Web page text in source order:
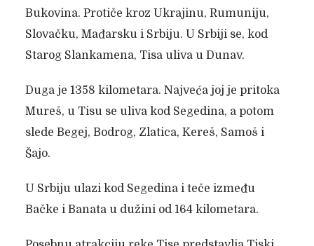
Bukovina. Protiče kroz Ukrajinu, Rumuniju,
Slovačku, Mađarsku i Srbiju. U Srbiji se, kod
Starog Slankamena, Tisa uliva u Dunav.
Duga je 1358 kilometara. Najveća joj je pritoka
Mureš, u Tisu se uliva kod Segedina, a potom
slede Begej, Bodrog, Zlatica, Kereš, Samoš i
Šajo.
U Srbiju ulazi kod Segedina i teče između
Bačke i Banata u dužini od 164 kilometara.